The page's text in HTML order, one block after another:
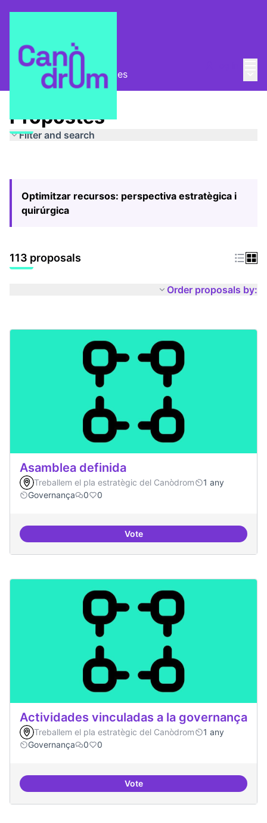
Pla Estratègic Propostes
Propostes
Filter and search
Optimitzar recursos: perspectiva estratègica i
quirúrgica
113 proposals
Order proposals by:
Asamblea definida
Treballem el pla estratègic del Canòdrom
1 any
Governança
0 0
VoteAsamblea definida
Actividades vinculadas a la governança
Treballem el pla estratègic del Canòdrom
1 any
Governança
0 0
VoteActividades vinculadas a la